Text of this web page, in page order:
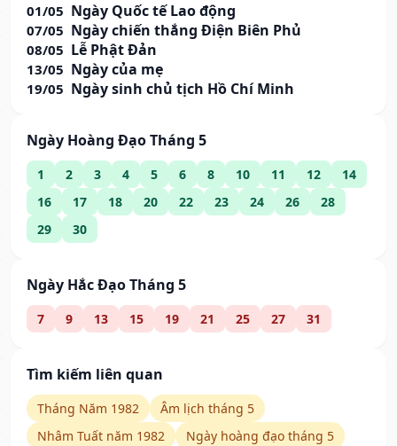
01/05 Ngày Quốc tế Lao động
07/05 Ngày chiến thắng Điện Biên Phủ
08/05 Lễ Phật Đản
13/05 Ngày của mẹ
19/05 Ngày sinh chủ tịch Hồ Chí Minh
Ngày Hoàng Đạo Tháng 5
1 2 3 4 5 6 8 10 11 12
14
16
17 18 20 22 23 24 26
28
29
30
Ngày Hắc Đạo Tháng 5
7 9 13 15 19 21 25 27 31
Tìm kiếm liên quan
Tháng Năm 1982
Âm lịch tháng 5
Nhâm Tuất năm 1982
Ngày hoàng đạo tháng 5